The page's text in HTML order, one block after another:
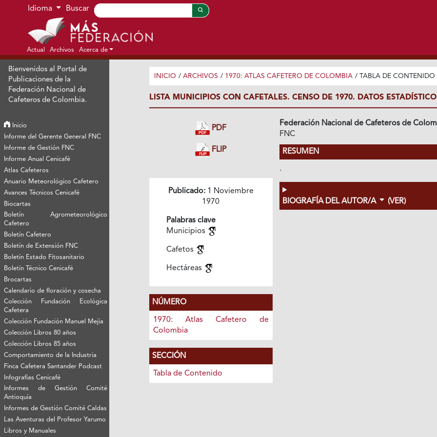
Ir al menú de navegación principal
Ir al contenido principal
Ir al pie de página del sitio
Idioma Buscar
Actual Archivos Acerca de
Bienvenidos al Portal de
Publicaciones de la
Federación Nacional de
Cafeteros de Colombia.
Inicio
Informe del Gerente General FNC
Informe de Gestión FNC
Informe Anual Cenicafé
Atlas Cafeteros
Anuario Meteorológico Cafetero
Avances Técnicos Cenicafé
Biocartas
Boletín Agrometeorológico
Cafetero
Boletín Cafetero
Boletín de Extensión FNC
Boletín Estado Fitosanitario
Boletín Técnico Cenicafé
Brocartas
Calendario de floración y cosecha
Colección Fundación Ecológica
Cafetera
Colección Fundación Manuel Mejía
Colección Libros 80 años
Colección Libros 85 años
Comportamiento de la Industria
Finca Cafetera Santander Podcast
Infografías Cenicafé
Informes de Gestión Comité
Antioquía
Informes de Gestión Comité Caldas
Las Aventuras del Profesor Yarumo
Libros y Manuales
INICIO / ARCHIVOS / 1970: ATLAS CAFETERO DE COLOMBIA / TABLA DE CONTENIDO
LISTA MUNICIPIOS CON CAFETALES. CENSO DE 1970. DATOS
PDF
FLIP
Publicado:1 Noviembre
1970
Palabras clave
Municipios
Cafetos
Hectáreas
NÚMERO
1970: Atlas Cafetero de
Colombia
SECCIÓN
Tabla de Contenido
Federación Nacional de Cafeteros de
FNC
RESUMEN
.
BIOGRAFÍA DEL AUTOR/A (VER)